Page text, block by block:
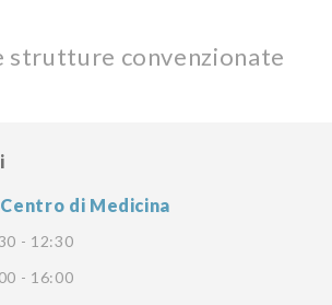
strutture convenzionate
Centro di Medicina
- 12:30
- 16:00